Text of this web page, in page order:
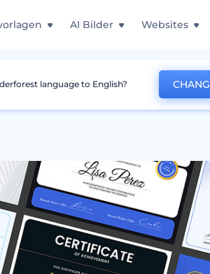
AI Bilder Websites
Zertifikate zur
language to English?